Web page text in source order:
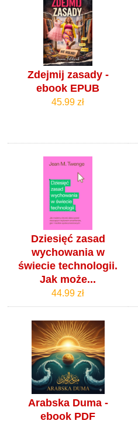
Zdejmij zasady -
ebook EPUB
45.99 zł
Dziesięć zasad
wychowania w
świecie technologii.
Jak może...
44.99 zł
Arabska Duma -
ebook PDF